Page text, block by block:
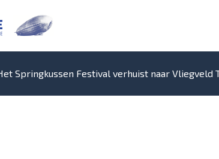
Springkussen Festival verhuist naar Vliegveld